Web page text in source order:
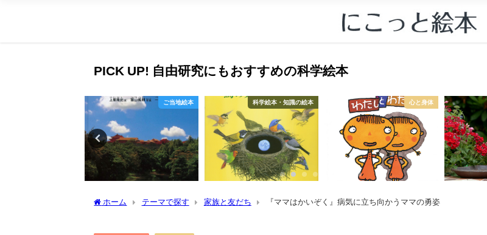
PICK UP! 自由研究にもおすすめの科学絵本
ご当地絵本 科学絵本・知識の絵本 心と身体
ホーム テーマで探す 家族と友だち 『ママはかいぞく』病気に立ち向かうママの勇姿